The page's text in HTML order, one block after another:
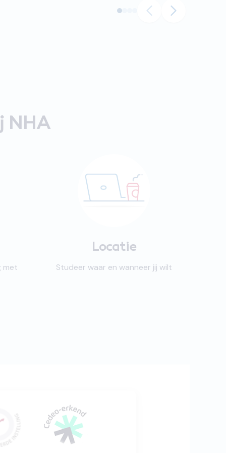
NHA
met
Locatie
Studeer waar en wanneer jij wilt